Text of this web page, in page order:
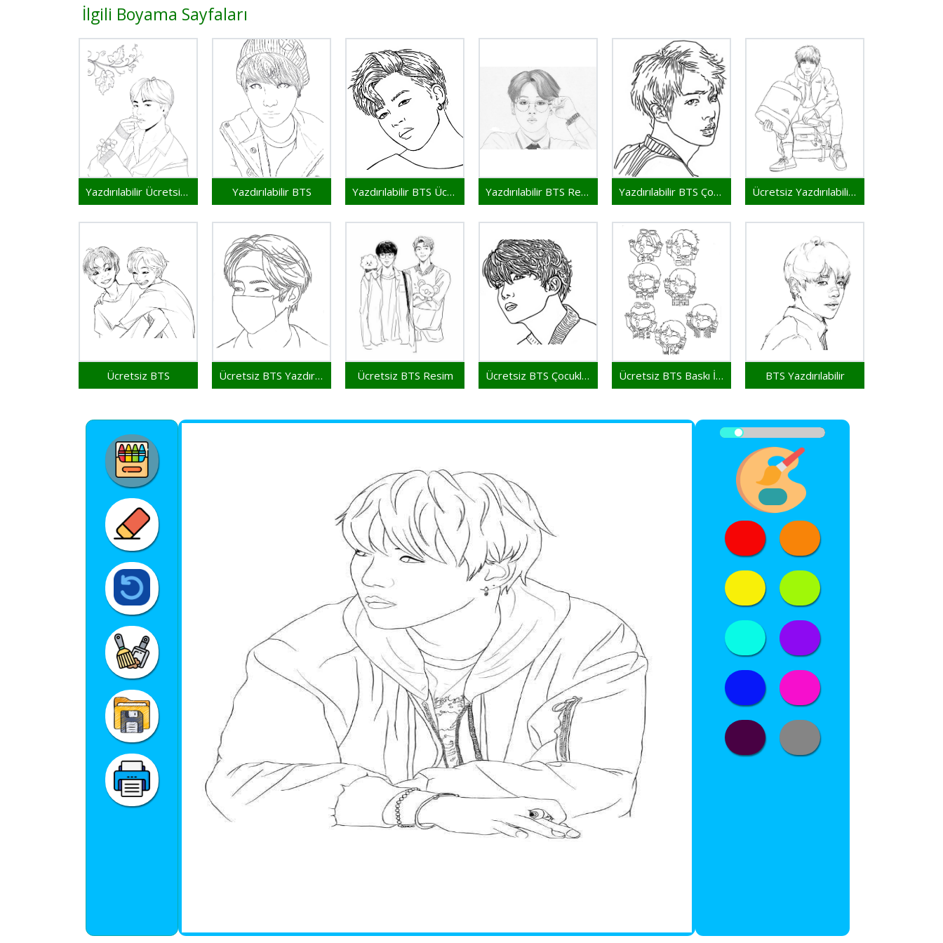
İlgili Boyama Sayfaları
Yazdırılabilir Ücretsiz BTS Yazdırılabilir BTS Yazdırılabilir BTS Ücretsiz Yazdırılabilir BTS Resim Yazdırılabilir BTS Çocuklar İçin Ücretsiz Yazdırılabilir BTS
Ücretsiz BTS Ücretsiz BTS Yazdırılabilir Ücretsiz BTS Resim Ücretsiz BTS Çocuklar İçin Ücretsiz BTS Baskı İçin BTS Yazdırılabilir